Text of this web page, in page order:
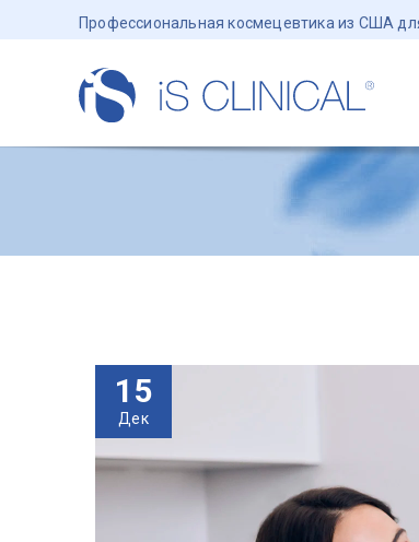
Профессиональная космецевтика из США
15
Дек